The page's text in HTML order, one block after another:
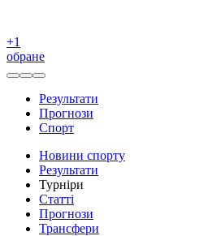
+1
обране
Результати
Прогнози
Спорт
Новини спорту
Результати
Турніри
Статті
Прогнози
Трансфери